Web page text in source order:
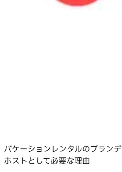
バケーションレンタルのブラン
ホストとして必要な理由